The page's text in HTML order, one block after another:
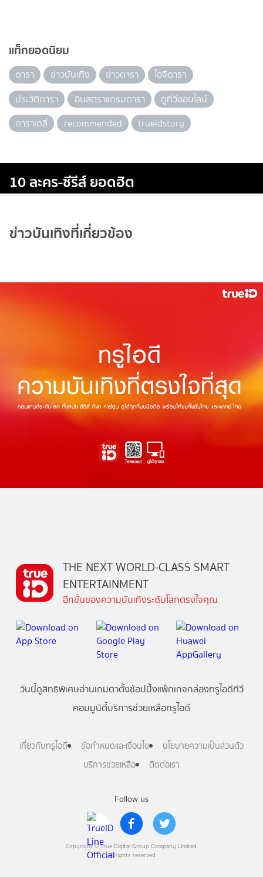
แท็กยอดนิยม
ดารา ข่าวบันเทิง ข่าวดารา
ไอจีดารา
ประวัติดารา
อินสตราแกรมดารา
ดูทีวีออนไลน์
ดาราเดลี่
recommended trueidstory
10 ละคร-ซีรีส์ ยอดฮิต
ข่าวบันเทิงที่เกี่ยวข้อง
Follow us
Copyright © True Digital Group Company Limited.
All rights reserved
THE NEXT WORLD-CLASS SMART
ENTERTAINMENT
อีกขั้นของความบันเทิงระดับโลกตรงใจคุณ
วันนี้ดูสิทธิพิเศษอ่านเกมตาตั้งช้อปปิ้งแพ็กเกจกล่องทรูไอดีทีวี
คอมมูนิตี้บริการช่วยเหลือทรูไอดี
เกี่ยวกับทรูไอดี ข้อกำหนดและเงื่อนไข
นโยบายความเป็นส่วนตัว
บริการช่วยเหลือ
ติดต่อเรา